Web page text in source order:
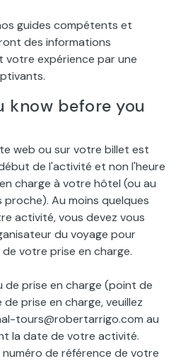
guides compétents et
des informations
expérience par une
know before you
web ou sur votre billet est
de l'activité et non l'heure
charge à votre hôtel (ou au
Au moins quelques
activité, vous devez vous
du voyage pour
votre prise en charge.
de prise en charge (point de
prise en charge, veuillez
tours@robertarrigo.com au
la date de votre activité.
de référence de votre